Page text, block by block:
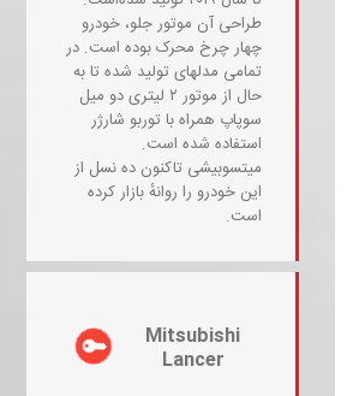
طراحی آن موتور جلو، خودرو
چهار چرخ محرک بوده است. در
تمامی مدلهای تولید شده تا به
حال از موتور ۲ لیتری دو میل
سوپاپ همراه با توربو شارژر
استفاده شده است.
میتسوبیشی تاکنون ده نسل از
این خودرو را روانهٔ بازار کرده
است.
Mitsubishi
Lancer